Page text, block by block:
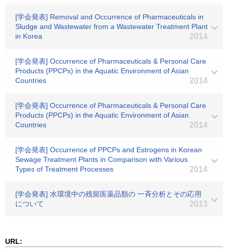
[学会発表] Removal and Occurrence of Pharmaceuticals in
Sludge and Wastewater from a Wastewater Treatment Plant
in Korea
2014
[学会発表] Occurrence of Pharmaceuticals & Personal Care
Products (PPCPs) in the Aquatic Environment of Asian
Countries
2014
[学会発表] Occurrence of Pharmaceuticals & Personal Care
Products (PPCPs) in the Aquatic Environment of Asian
Countries
2014
[学会発表] Occurrence of PPCPs and Estrogens in Korean
Sewage Treatment Plants in Comparison with Various
Types of Treatment Processes
2014
[学会発表] 水環境中の残留医薬品類の 一斉分析とその応用
について
2013
URL: